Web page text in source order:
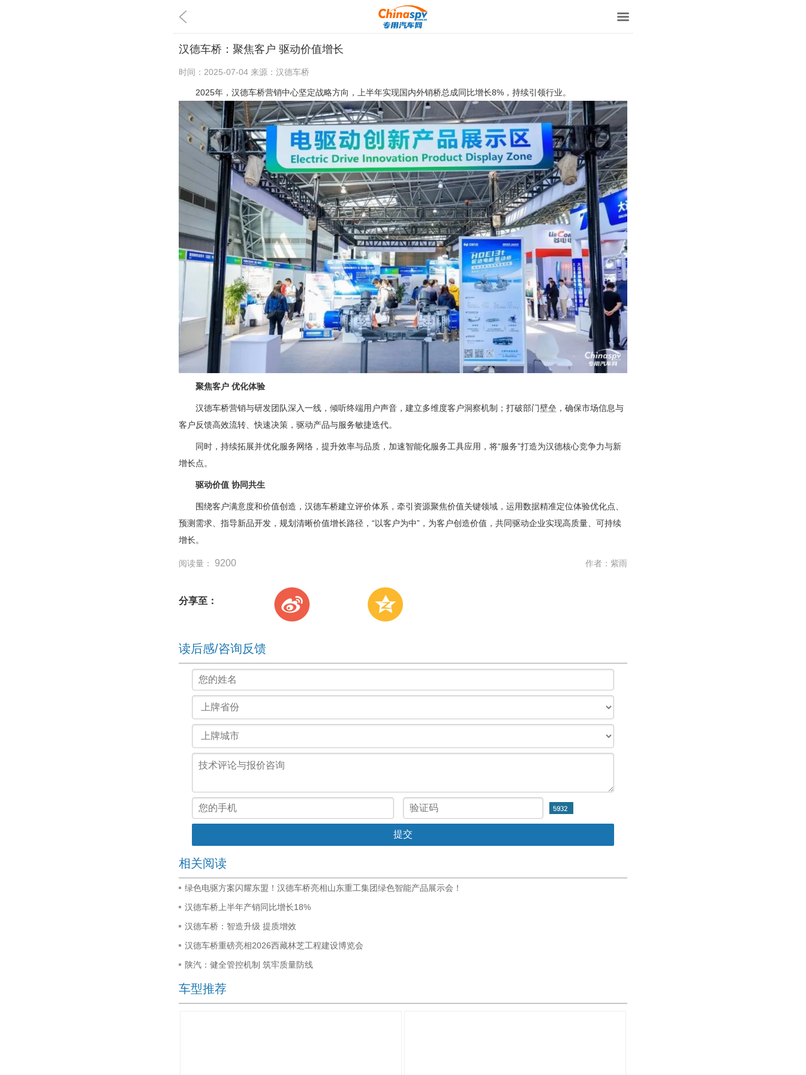
汉德车桥：聚焦客户 驱动价值增长
时间： 2025-07-04 来源： 汉德车桥
2025年，汉德车桥营销中心坚定战略方向，上半年实现国内外销桥总成同比增长8%，持续引领行业。
聚焦客户 优化体验
汉德车桥营销与研发团队深入一线，倾听终端用户声音，建立多维度客户洞察机制；打破部门壁垒，确保市场信息与
客户反馈高效流转、快速决策，驱动产品与服务敏捷迭代。
同时，持续拓展并优化服务网络，提升效率与品质，加速智能化服务工具应用，将“服务”打造为汉德核心竞争力与新
增长点。
驱动价值 协同共生
围绕客户满意度和价值创造，汉德车桥建立评价体系，牵引资源聚焦价值关键领域，运用数据精准定位体验优化点、
预测需求、指导新品开发，规划清晰价值增长路径，“以客户为中”，为客户创造价值，共同驱动企业实现高质量、可持续
增长。
阅读量： 9200 作者： 紫雨
分享至：
读后感/咨询反馈
相关阅读
绿色电驱方案闪耀东盟！汉德车桥亮相山东重工集团绿色智能产品展示会！
汉德车桥上半年产销同比增长18%
汉德车桥：智造升级 提质增效
汉德车桥重磅亮相2026西藏林芝工程建设博览会
陕汽：健全管控机制 筑牢质量防线
车型推荐